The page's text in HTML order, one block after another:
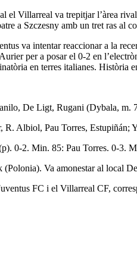
el Villarreal va trepitjar l’àrea
a Szczesny amb un tret ras al
va intentar reaccionar a la
per a posar el 0-2 en
en terres italianes. Història
De Ligt, Rugani (Dybala, m.
R. Albiol, Pau Torres, Estupiñán;
0-2. Min. 85: Pau Torres. 0-3.
(Polonia). Va amonestar al local
FC i el Villarreal CF,